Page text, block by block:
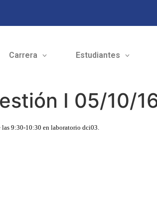
Carrera Estudiantes
I 05/10/
las 9:30-10:30 en laboratorio dci03.